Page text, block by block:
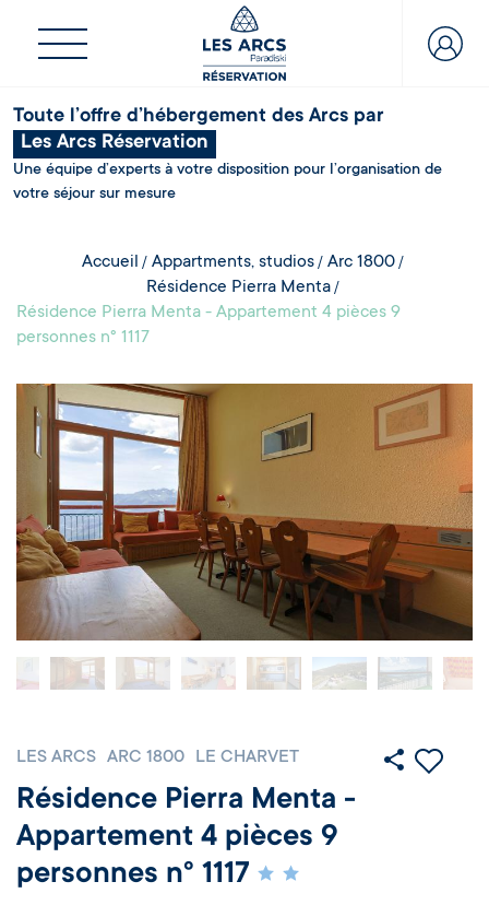
Toute l’offre d’hébergement des Arcs par
Les Arcs Réservation
Une équipe d’experts à votre disposition pour l’organisation de
votre séjour sur mesure
Accueil Appartments, studios
Arc 1800
Résidence Pierra Menta
Résidence Pierra Menta - Appartement 4 pièces 9
personnes n° 1117
LES ARCS ARC 1800 LE CHARVET
Résidence Pierra Menta -
Appartement 4 pièces 9
personnes n° 1117